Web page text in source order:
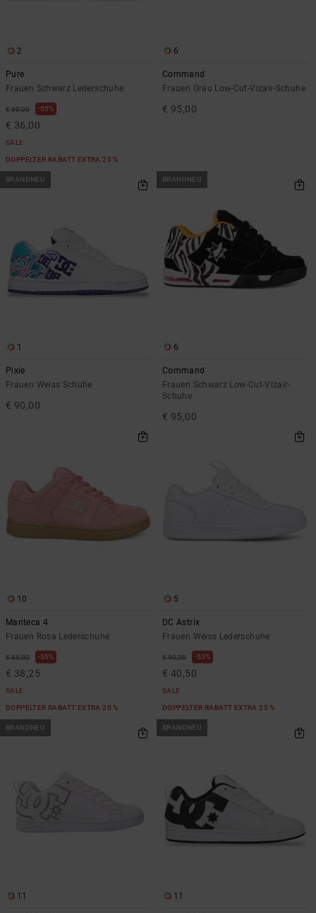
2
Pure
Frauen Schwarz Lederschuhe
€ 80,00 55%
€ 36,00
SALE
DOPPELTER RABATT EXTRA 25 %
6
Command
Frauen Grau Low-Cut-Vizair-Schuhe
€ 95,00
BRANDNEU
1
Pixie
Frauen Weiss Schuhe
€ 90,00
BRANDNEU
6
Command
Frauen Schwarz Low-Cut-Vizair-
Schuhe
€ 95,00
10
Manteca 4
Frauen Rosa Lederschuhe
€ 85,00 55%
€ 38,25
SALE
DOPPELTER RABATT EXTRA 25 %
5
DC Astrix
Frauen Weiss Lederschuhe
€ 90,00 55%
€ 40,50
SALE
DOPPELTER RABATT EXTRA 25 %
BRANDNEU
11
BRANDNEU
11